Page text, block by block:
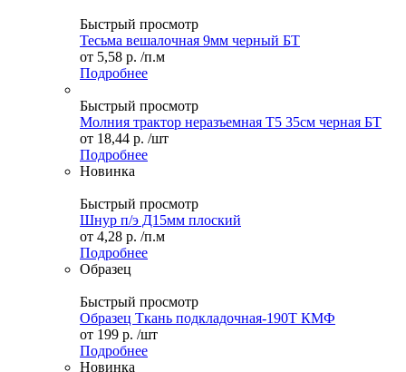
Быстрый просмотр
Тесьма вешалочная 9мм черный БТ
от 5,58 р. /п.м
Подробнее
Быстрый просмотр
Молния трактор неразъемная Т5 35см черная БТ
от 18,44 р. /шт
Подробнее
Новинка
Быстрый просмотр
Шнур п/э Д15мм плоский
от 4,28 р. /п.м
Подробнее
Образец
Быстрый просмотр
Образец Ткань подкладочная-190Т КМФ
от 199 р. /шт
Подробнее
Новинка